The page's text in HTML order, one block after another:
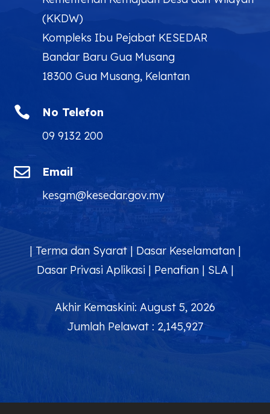
(KKDW)
Kompleks Ibu Pejabat KESEDAR
Bandar Baru Gua Musang
18300 Gua Musang, Kelantan

No Telefon
09 9132 200

Email
kesgm@kesedar.gov.my
| Terma dan Syarat| Dasar Keselamatan|
Dasar Privasi Aplikasi| Penafian| SLA|
Akhir Kemaskini: August 5, 2026
Jumlah Pelawat : 2,145,927